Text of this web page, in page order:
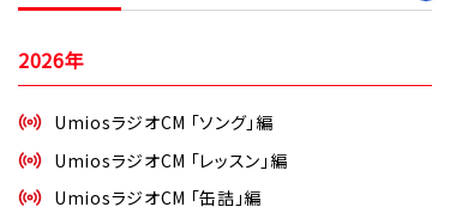
2026年
UmiosラジオCM 「ソング」編
UmiosラジオCM 「レッスン」編
UmiosラジオCM 「缶詰」編